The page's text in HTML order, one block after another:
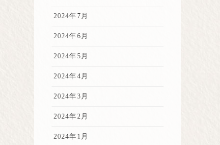
2024年7月
2024年6月
2024年5月
2024年4月
2024年3月
2024年2月
2024年1月